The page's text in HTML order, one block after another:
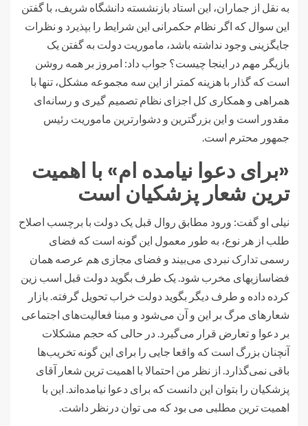
به نقل از جماران، این استاد بازنشسته دانشگاه شریف، با گفتن
این سوال که اگر نظام حکمرانی این شرایط را بپذیرد و نظرات
جایگزینی وجود نداشته باشد، ماموریت دولت به گفتن یک
بازیگر مهم در اینجا چیست؟ جواب داد: امروز بر همه روشن
است که گذار با هزینه کمتر از این سه مجموعه مشکل، تنها با
همراهی و همکاری کل اجزای نظام تصمیم گیری و رسانه‌ای
مقدور است و این بزرگترین و دشوارترین ماموریت رئیس
جمهور محترم است.
«برای دعوا نیامده ام» با اهمیت
ترین شعار پزشکیان است
نیلی او گفت: ورود مطابق روال قبل یک دولت با برچسب اصلاح
طلب از هر نوع، به طور معمول این گونه است که فضای
رسمی تدارک نبردی می‌بیند و فضای مجازی هم عرصه همان
فضاسازیهای مخرب شود. یک طرف بگوید دولت قبل اسب زین
کرده داده و طرف دیگر بگوید دولت خراب تحویل گرفته. بازار
شعارهای مرگ بر این و آن می‌شود و مبنا فعالیت‌های اجتماعی
بر دعوا و تعارض قرار می‌گیرد. در حالی که حجم مشکلات
آنچنان بزرگ است که واقعا جایی را برای این گونه تخریب‌ها
باقی نمی‌گذارد. از نظر من احتمالا با اهمیت ترین شعار آقای
پزشکیان را بتوان این دانست که برای دعوا نیامده‌اند. این با
اهمیت ترین مطلبی می بود که می توان درنظر داشت.